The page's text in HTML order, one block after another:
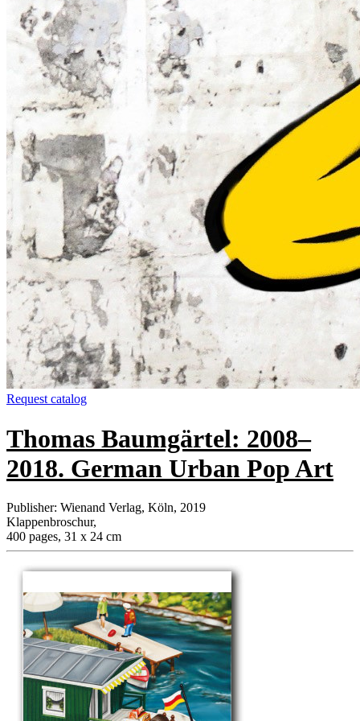
Request catalog
Thomas Baumgärtel: 2008–
2018. German Urban Pop Art
Publisher: Wienand Verlag, Köln, 2019
Klappenbroschur,
400 pages, 31 x 24 cm